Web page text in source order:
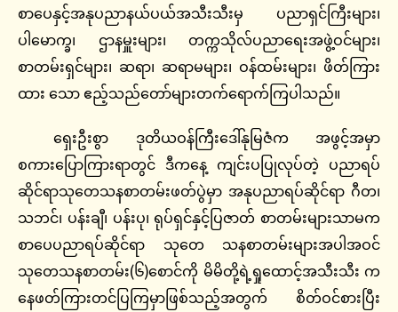
စာပေနှင့်အနုပညာနယ်ပယ်အသီးသီးမှ ပညာရှင်ကြီးများ၊
ပါမောက္ခ၊ ဌာနမှူးများ၊ တက္ကသိုလ်ပညာရေးအဖွဲ့ဝင်များ၊
စာတမ်းရှင်များ၊ ဆရာ၊ ဆရာမများ၊ ဝန်ထမ်းများ၊ ဖိတ်ကြား
ထား သော ဧည့်သည်တော်များတက်ရောက်ကြပါသည်။
ရှေးဦးစွာ ဒုတိယဝန်ကြီးဒေါ်နုမြဇံက အဖွင့်အမှာ
စကားပြောကြားရာတွင် ဒီကနေ့ ကျင်းပပြုလုပ်တဲ့ ပညာရပ်
ဆိုင်ရာသုတေသနစာတမ်းဖတ်ပွဲမှာ အနုပညာရပ်ဆိုင်ရာ ဂီတ၊
သဘင်၊ ပန်းချီ၊ ပန်းပု၊ ရုပ်ရှင်နှင့်ပြဇာတ် စာတမ်းများသာမက
စာပေပညာရပ်ဆိုင်ရာ သုတေ သနစာတမ်းများအပါအဝင်
သုတေသနစာတမ်း(၆)စောင်ကို မိမိတို့ရဲ့ရှုထောင့်အသီးသီး က
နေဖတ်ကြားတင်ပြကြမှာဖြစ်သည့်အတွက် စိတ်ဝင်စားပြီး